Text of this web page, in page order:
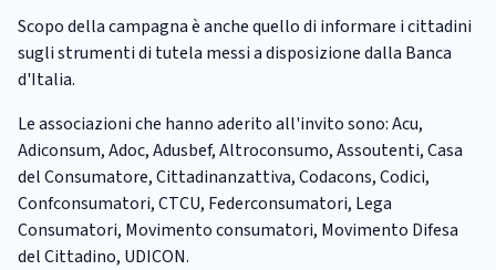
Scopo della campagna è anche quello di informare i cittadini
sugli strumenti di tutela messi a disposizione dalla Banca
d'Italia.
Le associazioni che hanno aderito all'invito sono: Acu,
Adiconsum, Adoc, Adusbef, Altroconsumo, Assoutenti, Casa
del Consumatore, Cittadinanzattiva, Codacons, Codici,
Confconsumatori, CTCU, Federconsumatori, Lega
Consumatori, Movimento consumatori, Movimento Difesa
del Cittadino, UDICON.